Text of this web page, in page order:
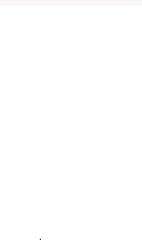
ha transpirado
penetrante,
les gusta
apuestas y, sobre